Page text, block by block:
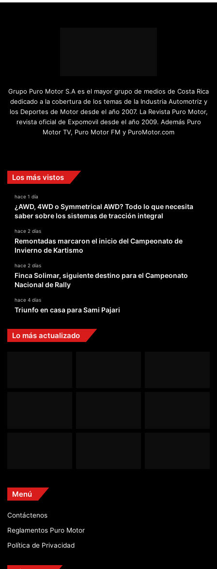
Grupo Puro Motor S.A es el mayor grupo de medios de Costa Rica
dedicado a la cobertura de los temas de la Industria Automotriz y
los Deportes de Motor desde el año 2007. La Revista Puro Motor,
revista oficial de Expomovil desde el año 2009. Además Puro
Motor TV, Puro Motor FM y PuroMotor.com
Los más vistos
hace 1 día
¿AWD, 4WD o Symmetrical AWD? Todo lo que necesita
saber sobre los sistemas de tracción integral
hace 2 días
Remontadas marcaron el inicio del Campeonato de
Invierno de Kartismo
hace 2 días
Finca Solimar, siguiente destino para el Campeonato
Nacional de Rally
hace 4 días
Triunfo en casa para Sami Pajari
Lo más actualizado
Menú
Contáctenos
Reglamentos Puro Motor
Política de Privacidad